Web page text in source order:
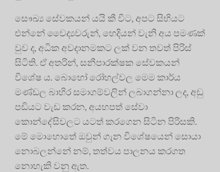
සෞඛ්‍ය සේවකයන් යයි කී විට, අපට සිහියට
එන්නේ වෛද්‍යවරුන්, හෙදියන් වැනි අය පමණක්
වුව ද, අධික අවදානමකට ලක් වන තවත් පිරිස්
සිටිති. ඒ අතරින්, සනීපාරක්ෂක සේවකයන්
විශේෂ ය. බොහෝ රෝහල්වල මෙම කාර්ය
මණ්ඩල බාහිර සමාගම්වලින් ලබාගන්නා ලද, අඩු
පඩියට වැඩ කරන, අයහපත් සේවා
කොන්දේසිවලට යටත් කරගෙන සිටින පිරිසකි.
මේ මොහොතේ ඔවුන් ගැන විශේෂයෙන් සොයා
නොබලන්නේ නම්, තත්වය පාලනය කරගත
නොහැකි වනු ඇත.